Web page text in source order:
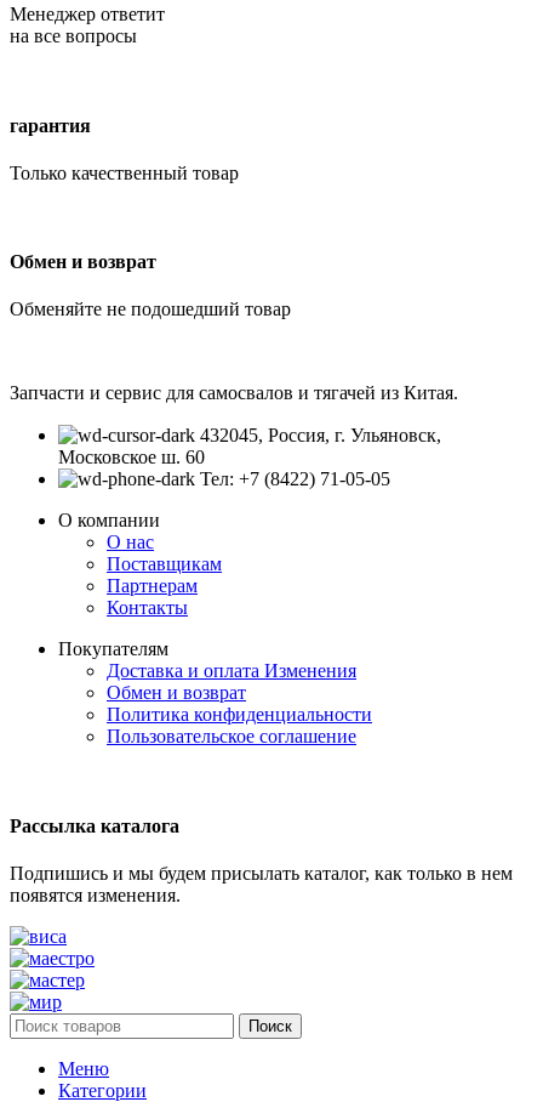
Менеджер ответит
на все вопросы
гарантия
Только качественный товар
Обмен и возврат
Обменяйте не подошедший товар
Запчасти и сервис для самосвалов и тягачей из Китая.
432045, Россия, г. Ульяновск,
Московское ш. 60
Тел: +7 (8422) 71-05-05
О компании
О нас
Поставщикам
Партнерам
Контакты
Покупателям
Доставка и оплата Изменения
Обмен и возврат
Политика конфиденциальности
Пользовательское соглашение
Рассылка каталога
Подпишись и мы будем присылать каталог, как только в нем
появятся изменения.
Поиск
Меню
Категории